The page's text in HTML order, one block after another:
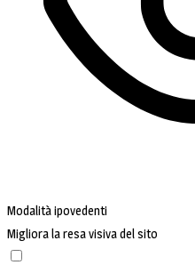
Modalità ipovedenti
Migliora la resa visiva del sito